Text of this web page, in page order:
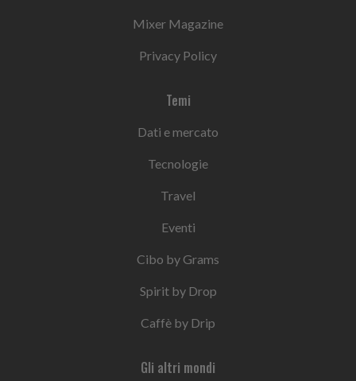
Mixer Magazine
Privacy Policy
Temi
Dati e mercato
Tecnologie
Travel
Eventi
Cibo by Grams
Spirit by Drop
Caffè by Drip
Gli altri mondi